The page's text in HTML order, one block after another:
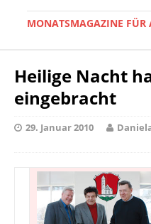
MONATSMAGAZINE FÜR
Heilige Nacht
eingebracht
29. Januar 2010